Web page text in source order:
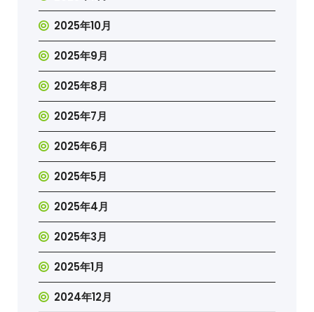
2025年10月
2025年9月
2025年8月
2025年7月
2025年6月
2025年5月
2025年4月
2025年3月
2025年1月
2024年12月